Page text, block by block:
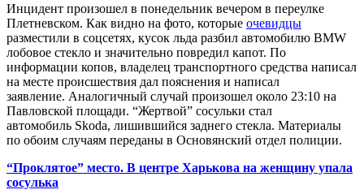
Инцидент произошел в понедельник вечером в переулке
Плетневском. Как видно на фото, которые очевидцы
разместили в соцсетях, кусок льда разбил автомобилю BMW
лобовое стекло и значительно повредил капот. По
информации копов, владелец транспортного средства написал
на месте происшествия дал пояснения и написал
заявление. Аналогичный случай произошел около 23:10 на
Павловской площади. “Жертвой” сосульки стал
автомобиль Skoda, лишившийся заднего стекла. Материалы
по обоим случаям переданы в Основянский отдел полиции.
“Проклятое” место. В центре Харькова на женщину упала
сосулька